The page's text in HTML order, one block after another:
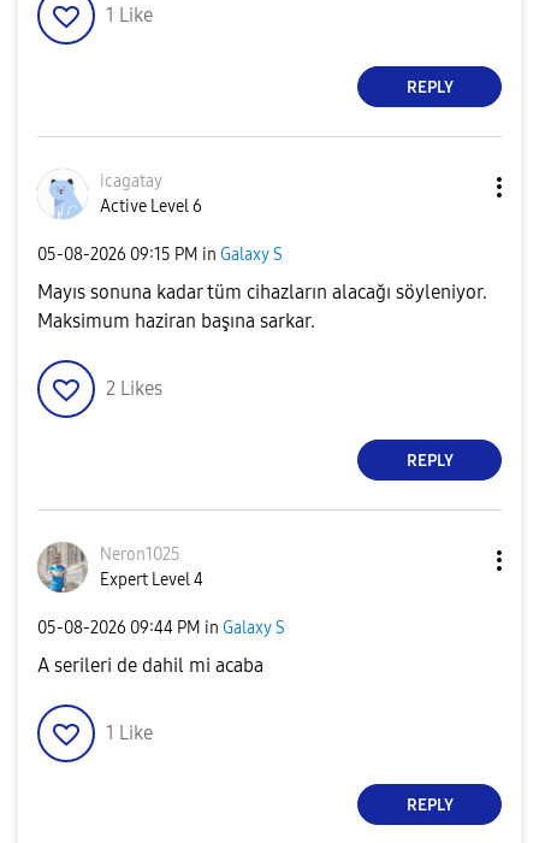
1 Like
REPLY
icagatay
Active Level 6
‎05-08-2026 09:15 PM in Galaxy S
Mayıs sonuna kadar tüm cihazların alacağı söyleniyor.
Maksimum haziran başına sarkar.
2 Likes
REPLY
Neron1025
Expert Level 4
‎05-08-2026 09:44 PM in Galaxy S
A serileri de dahil mi acaba
1 Like
REPLY